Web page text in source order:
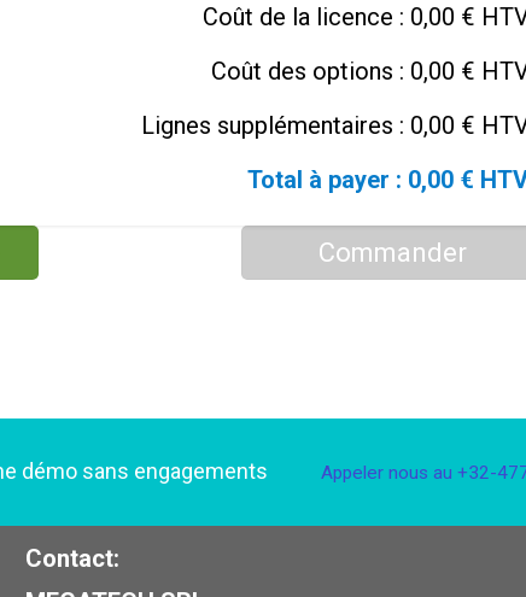
Coût de la licence : 0,00 €
Coût des options : 0,00 €
Lignes supplémentaires : 0,00 €
Total à payer : 0,00 €
Commander
démo sans engagements Appeler nous au +32-
Contact: